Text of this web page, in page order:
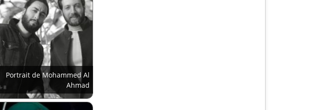
Portrait de Mohammed Al
Ahmad